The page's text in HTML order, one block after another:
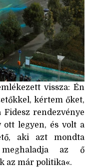
vissza: Én
kértem őket,
rendezvénye
legyen, és volt a
aki azt mondta
az ő
az már politika«.